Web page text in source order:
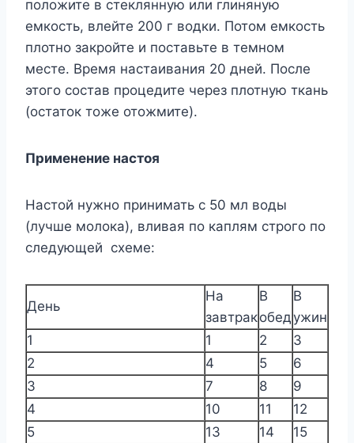
положите в стеклянную или глиняную
емкость, влейте 200 г водки. Потом емкость
плотно закройте и поставьте в темном
месте. Время настаивания 20 дней. После
этого состав процедите через плотную ткань
(остаток тоже отожмите).
Применение настоя
Настой нужно принимать с 50 мл воды
(лучше молока), вливая по каплям строго по
следующей схеме:
День
На
завтрак
В
обед
В
ужин
1
1 2
3
2
4 5
6
3
7 8
9
4
10 11
12
5
13 14
15